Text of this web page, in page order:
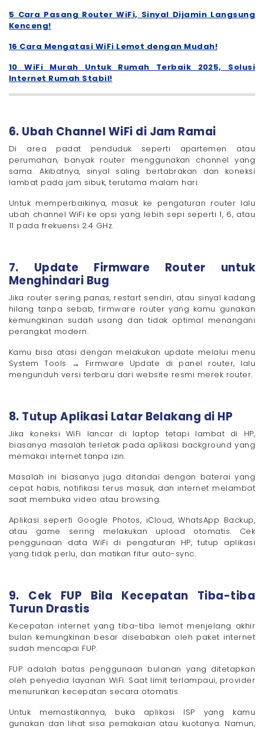
5 Cara Pasang Router WiFi, Sinyal Dijamin Langsung
Kenceng!
16 Cara Mengatasi WiFi Lemot dengan Mudah!
10 WiFi Murah Untuk Rumah Terbaik 2025, Solusi
Internet Rumah Stabil!
6. Ubah Channel WiFi di Jam Ramai
Di area padat penduduk seperti apartemen atau
perumahan, banyak router menggunakan channel yang
sama. Akibatnya, sinyal saling bertabrakan dan koneksi
lambat pada jam sibuk, terutama malam hari.
Untuk memperbaikinya, masuk ke pengaturan router lalu
ubah channel WiFi ke opsi yang lebih sepi seperti 1, 6, atau
11 pada frekuensi 2.4 GHz.
7. Update Firmware Router untuk
Menghindari Bug
Jika router sering panas, restart sendiri, atau sinyal kadang
hilang tanpa sebab, firmware router yang kamu gunakan
kemungkinan sudah usang dan tidak optimal menangani
perangkat modern.
Kamu bisa atasi dengan melakukan update melalui menu
System Tools → Firmware Update di panel router, lalu
mengunduh versi terbaru dari website resmi merek router.
8. Tutup Aplikasi Latar Belakang di HP
Jika koneksi WiFi lancar di laptop tetapi lambat di HP,
biasanya masalah terletak pada aplikasi background yang
memakai internet tanpa izin.
Masalah ini biasanya juga ditandai dengan baterai yang
cepat habis, notifikasi terus masuk, dan internet melambat
saat membuka video atau browsing.
Aplikasi seperti Google Photos, iCloud, WhatsApp Backup,
atau game sering melakukan upload otomatis. Cek
penggunaan data WiFi di pengaturan HP, tutup aplikasi
yang tidak perlu, dan matikan fitur auto-sync.
9. Cek FUP Bila Kecepatan Tiba-tiba
Turun Drastis
Kecepatan internet yang tiba-tiba lemot menjelang akhir
bulan kemungkinan besar disebabkan oleh paket internet
sudah mencapai FUP.
FUP adalah batas penggunaan bulanan yang ditetapkan
oleh penyedia layanan WiFi. Saat limit terlampaui, provider
menurunkan kecepatan secara otomatis.
Untuk memastikannya, buka aplikasi ISP yang kamu
gunakan dan lihat sisa pemakaian atau kuotanya. Namun,